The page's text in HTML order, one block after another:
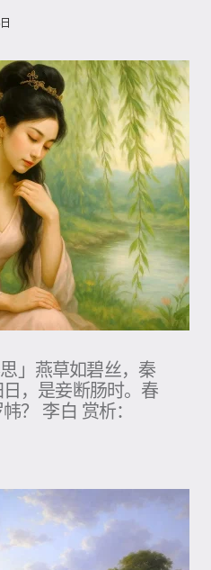
思」燕草如碧丝，秦
，是妾断肠时。春
？ 李白 赏析：